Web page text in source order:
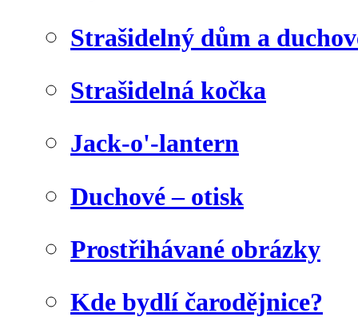
Strašidelný dům a
Strašidelná kočka
Jack-o'-lantern
Duchové – otisk
Prostřihávané obrázky
Kde bydlí čarodějnice?